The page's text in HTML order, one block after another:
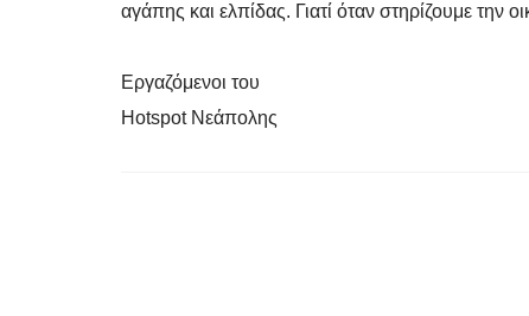
αγάπης και ελπίδας. Γιατί όταν στηρίζουμε την
Εργαζόμενοι του
Hotspot Νεάπολης